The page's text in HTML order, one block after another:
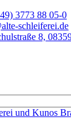
3773 88 05-0
alte-schleiferei.de
8,